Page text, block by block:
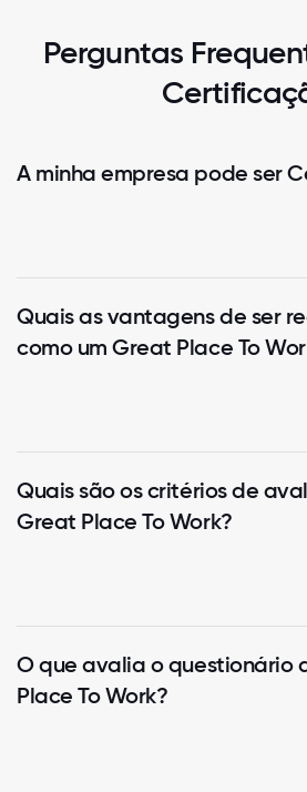
Perguntas
A minha empresa pode ser
Quais as vantagens de ser
como um Great Place To
Quais são os critérios de
Great Place To Work?
O que avalia o questionário
Place To Work?